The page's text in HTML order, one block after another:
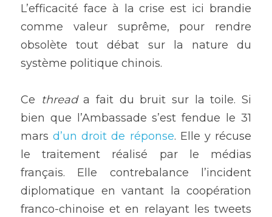
L’efficacité face à la crise est ici brandie
comme valeur suprême, pour rendre
obsolète tout débat sur la nature du
système politique chinois.
Ce thread a fait du bruit sur la toile. Si
bien que l’Ambassade s’est fendue le 31
mars d’un droit de réponse. Elle y récuse
le traitement réalisé par le médias
français. Elle contrebalance l’incident
diplomatique en vantant la coopération
franco-chinoise et en relayant les tweets